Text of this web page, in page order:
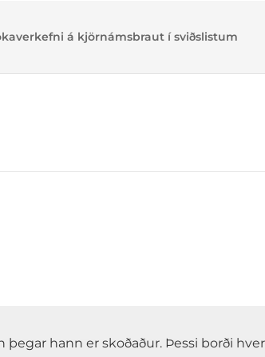
á kjörnámsbraut í sviðslistum
hann er skoðaður. Þessi borði